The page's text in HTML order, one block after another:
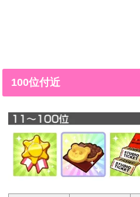
100位付近